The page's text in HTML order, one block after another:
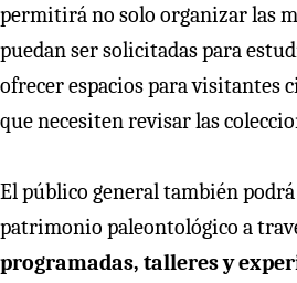
permitirá no solo organizar las
puedan ser solicitadas para
ofrecer espacios para visitantes
que necesiten revisar las
El público general también podrá
patrimonio paleontológico a
programadas, talleres y